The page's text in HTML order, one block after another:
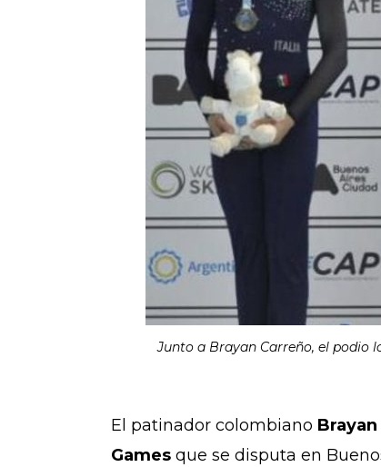
Junto a Brayan Carreño, el podio
El patinador colombiano
Games que se disputa en